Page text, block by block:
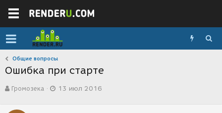
Общие вопросы
Ошибка при старте
в
о
Громозека
а
13 июл 2016